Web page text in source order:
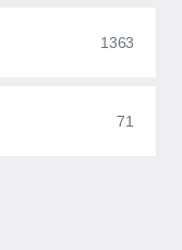
1363
71